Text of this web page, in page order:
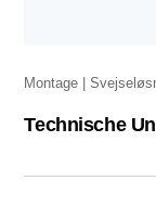
Montage
Technische